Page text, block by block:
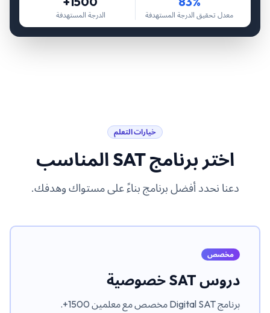
معدل تحقيق الدرجة المستهدفة الدرجة المستهدفة
خيارات التعلم
اختر برنامج SAT المناسب
دعنا نحدد أفضل برنامج بناءً على مستواك وهدفك.
مخصص
دروس SAT خصوصية
برنامج Digital SAT مخصص مع معلمين 1500+.